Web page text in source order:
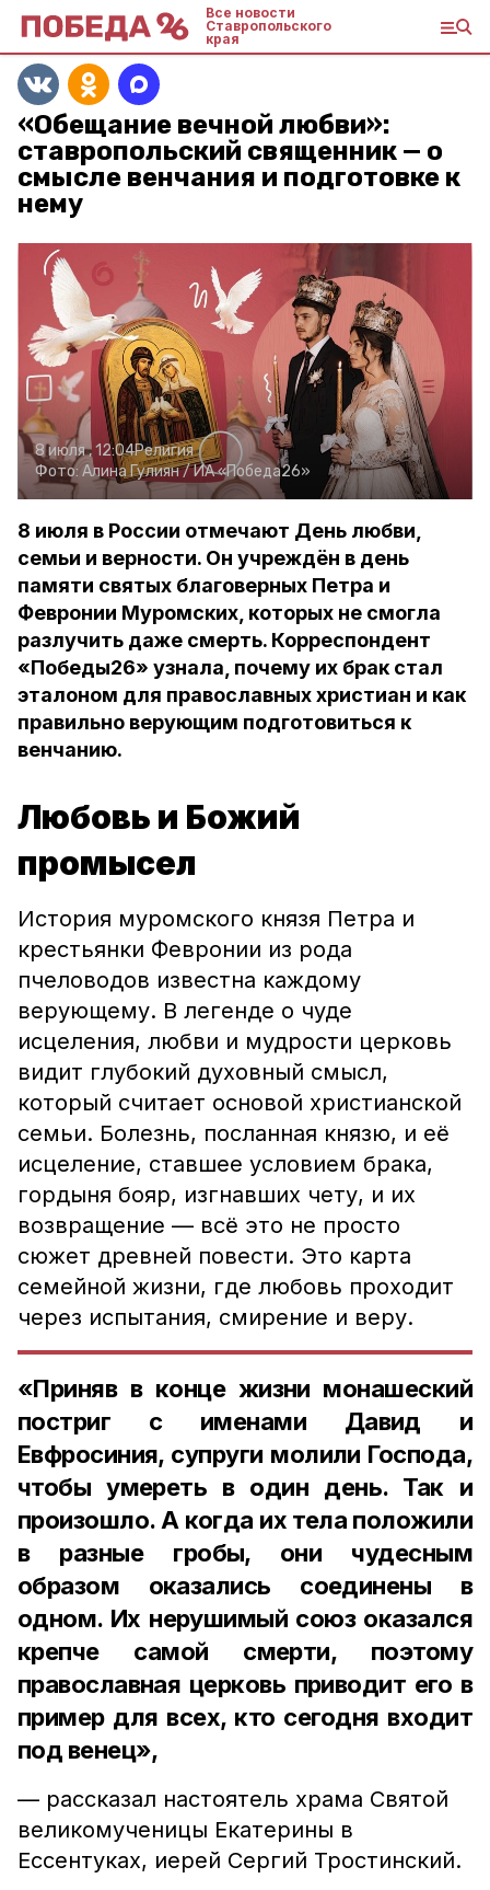
Все новости
Ставропольского
края
«Обещание вечной любви»:
ставропольский священник — о
смысле венчания и подготовке к
нему
8 июля , 12:04Религия
Фото: Алина Гулиян /ИА «Победа26»
8 июля в России отмечают День любви,
семьи и верности. Он учреждён в день
памяти святых благоверных Петра и
Февронии Муромских, которых не смогла
разлучить даже смерть. Корреспондент
«Победы26» узнала, почему их брак стал
эталоном для православных христиан и как
правильно верующим подготовиться к
венчанию.
Любовь и Божий
промысел
История муромского князя Петра и
крестьянки Февронии из рода
пчеловодов известна каждому
верующему. В легенде о чуде
исцеления, любви и мудрости церковь
видит глубокий духовный смысл,
который считает основой христианской
семьи. Болезнь, посланная князю, и её
исцеление, ставшее условием брака,
гордыня бояр, изгнавших чету, и их
возвращение — всё это не просто
сюжет древней повести. Это карта
семейной жизни, где любовь проходит
через испытания, смирение и веру.
«Приняв в конце жизни монашеский
постриг с именами Давид и
Евфросиния, супруги молили Господа,
чтобы умереть в один день. Так и
произошло. А когда их тела положили
в разные гробы, они чудесным
образом оказались соединены в
одном. Их нерушимый союз оказался
крепче самой смерти, поэтому
православная церковь приводит его в
пример для всех, кто сегодня входит
под венец»,
— рассказал настоятель храма Святой
великомученицы Екатерины в
Ессентуках, иерей Сергий Тростинский.